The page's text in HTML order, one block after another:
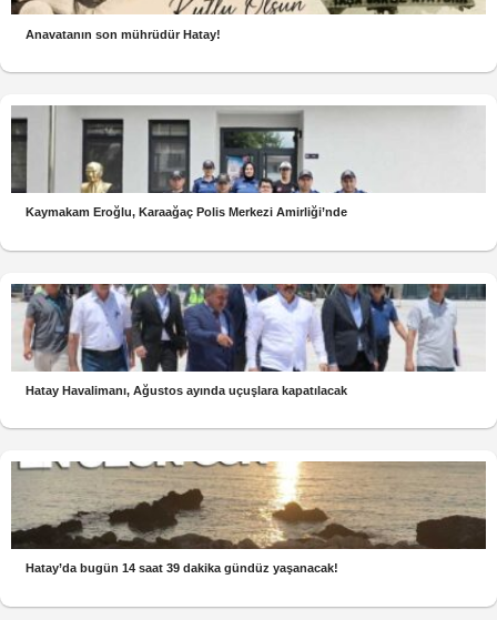
Anavatanın son mührüdür Hatay!
Kaymakam Eroğlu, Karaağaç Polis Merkezi Amirliği’nde
Hatay Havalimanı, Ağustos ayında uçuşlara kapatılacak
Hatay’da bugün 14 saat 39 dakika gündüz yaşanacak!